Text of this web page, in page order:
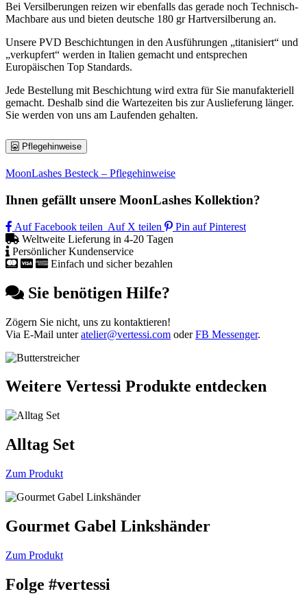
Bei Versilberungen reizen wir ebenfalls das gerade noch Technisch-
Machbare aus und bieten deutsche 180 gr Hartversilberung an.
Unsere PVD Beschichtungen in den Ausführungen „titanisiert“ und
„verkupfert“ werden in Italien gemacht und entsprechen
Europäischen Top Standards.
Jede Bestellung mit Beschichtung wird extra für Sie manufakteriell
gemacht. Deshalb sind die Wartezeiten bis zur Auslieferung länger.
Sie werden von uns am Laufenden gehalten.
Pflegehinweise
MoonLashes Besteck – Pflegehinweise
Ihnen gefällt unsere MoonLashes Kollektion?
Auf Facebook teilen Auf X teilen
Pin auf Pinterest
Weltweite Lieferung in 4-20 Tagen
Persönlicher Kundenservice
Einfach und sicher bezahlen
Sie benötigen Hilfe?
Zögern Sie nicht, uns zu kontaktieren!
Via E-Mail unteratelier@vertessi.com oderFB Messenger.
Weitere Vertessi Produkte entdecken
Alltag Set
Zum Produkt
Gourmet Gabel Linkshänder
Zum Produkt
Folge #vertessi